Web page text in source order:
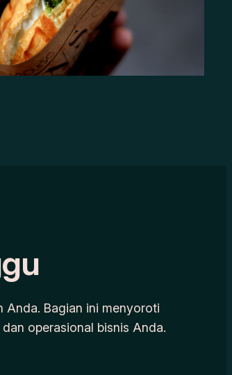
Anda. Bagian ini menyoroti
operasional bisnis Anda.